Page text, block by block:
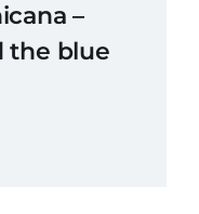
–
the blue